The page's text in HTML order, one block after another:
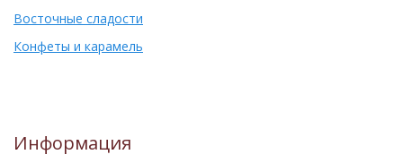
Восточные сладости
Конфеты и карамель
Информация